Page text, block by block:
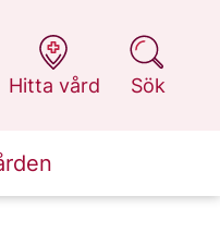
Hitta vård
på 1177.se
Sök
på 1177.se